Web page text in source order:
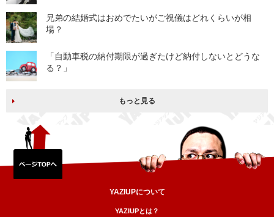
兄弟の結婚式はおめでたいがご祝儀はどれくらいが相
場？
「自動車税の納付期限が過ぎたけど納付しないとどうな
る？」
もっと見る
YAZIUPについて
YAZIUPとは？